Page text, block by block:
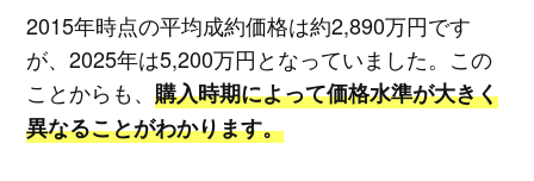
2015年時点の平均成約価格は約2,890万円です
が、2025年は5,200万円となっていました。この
ことからも、 購入時期によって価格水準が大きく
異なることがわかります。